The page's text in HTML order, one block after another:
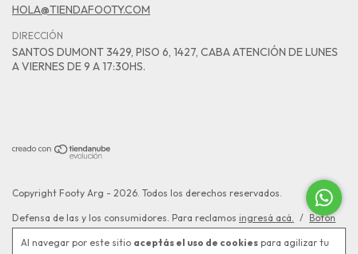
Al navegar por este sitio aceptás el uso de cookies para agilizar tu
HOLA@TIENDAFOOTY.COM
DIRECCIÓN
SANTOS DUMONT 3429, PISO 6, 1427, CABA ATENCIÓN DE LUNES
A VIERNES DE 9 A 17:30HS.
Copyright Footy Arg - 2026. Todos los derechos reservados.
Defensa de las y los consumidores. Para reclamos ingresá acá. / Botón
de arrepentimiento